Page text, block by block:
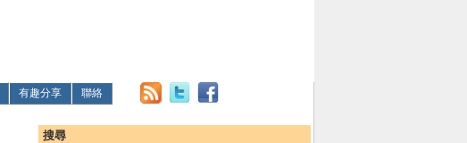
有趣分享 聯絡
搜尋